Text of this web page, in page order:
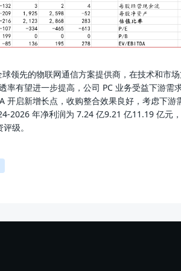
领先的物联网通信方案提供商，在技术和市
率有望进一步提高，公司 PC 业务受益下游需
开启新增长点，收购整合效果良好，考虑下
2026 年净利润为 7.24 亿9.21 亿11.19 亿元
级。